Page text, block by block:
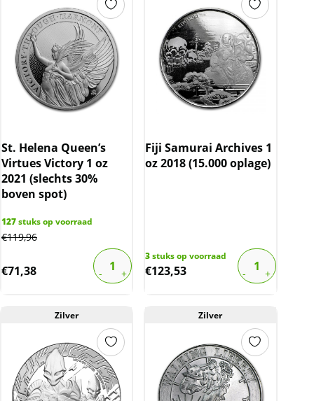
St. Helena Queen’s
Virtues Victory 1 oz
2021 (slechts 30%
boven spot)
127stuks op voorraad
€119,96
€71,38
Fiji Samurai Archives 1
oz 2018 (15.000 oplage)
3stuks op voorraad
€123,53
Zilver Zilver